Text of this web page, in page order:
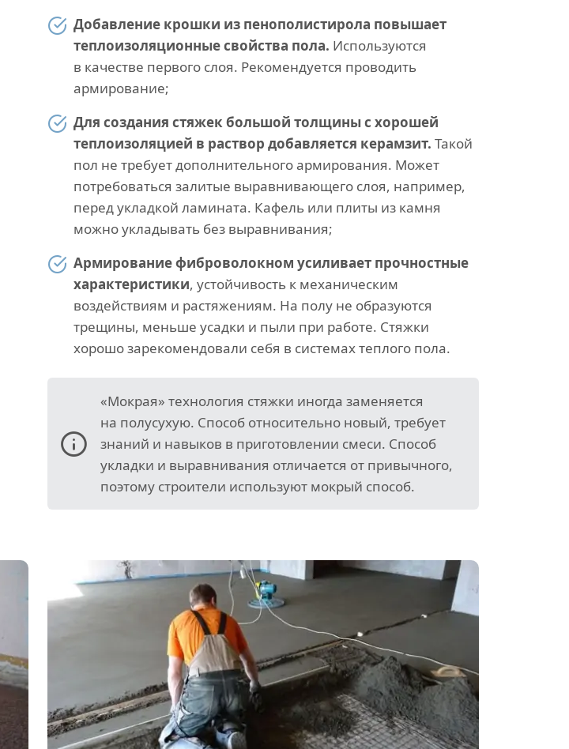
Добавление крошки из пенополистирола повышает
теплоизоляционные свойства пола. Используются
в качестве первого слоя. Рекомендуется проводить
армирование;
Для создания стяжек большой толщины с хорошей
теплоизоляцией в раствор добавляется керамзит. Такой
пол не требует дополнительного армирования. Может
потребоваться залитые выравнивающего слоя, например,
перед укладкой ламината. Кафель или плиты из камня
можно укладывать без выравнивания;
Армирование фиброволокном усиливает прочностные
характеристики, устойчивость к механическим
воздействиям и растяжениям. На полу не образуются
трещины, меньше усадки и пыли при работе. Стяжки
хорошо зарекомендовали себя в системах теплого пола.
«Мокрая» технология стяжки иногда заменяется
на полусухую. Способ относительно новый, требует
знаний и навыков в приготовлении смеси. Способ
укладки и выравнивания отличается от привычного,
поэтому строители используют мокрый способ.